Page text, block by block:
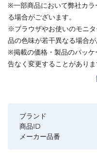
※一部商品において弊社カ
る場合がございます。
※ブラウザやお使いのモニ
品の色味が若干異なる場合が
※掲載の価格・製品のパッ
告なく変更することがあり
ブランド
商品ID
メーカー品番